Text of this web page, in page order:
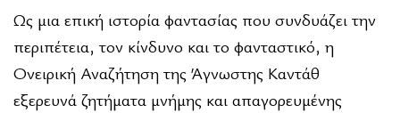
Ως µια επική ιστορία φαντασίας που συνδυάζει την
περιπέτεια, τον κίνδυνο και το φανταστικό, η
Ονειρική Αναζήτηση της Άγνωστης Καντάθ
εξερευνά ζητήµατα µνήµης και απαγορευµένης